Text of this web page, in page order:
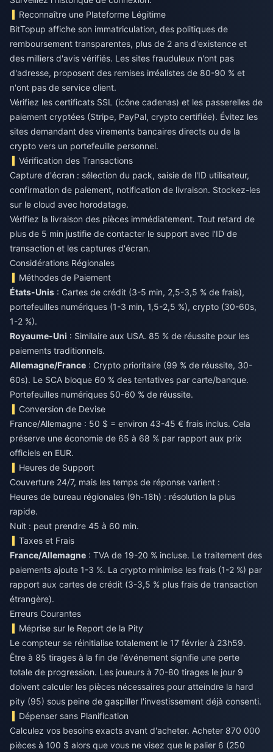
Reconnaître une Plateforme Légitime
BitTopup affiche son immatriculation, des politiques de
remboursement transparentes, plus de 2 ans d'existence et
des milliers d'avis vérifiés. Les sites frauduleux n'ont pas
d'adresse, proposent des remises irréalistes de 80-90 % et
n'ont pas de service client.
Vérifiez les certificats SSL (icône cadenas) et les passerelles de
paiement cryptées (Stripe, PayPal, crypto certifiée). Évitez les
sites demandant des virements bancaires directs ou de la
crypto vers un portefeuille personnel.
Vérification des Transactions
Capture d'écran : sélection du pack, saisie de l'ID utilisateur,
confirmation de paiement, notification de livraison. Stockez-les
sur le cloud avec horodatage.
Vérifiez la livraison des pièces immédiatement. Tout retard de
plus de 5 min justifie de contacter le support avec l'ID de
transaction et les captures d'écran.
Considérations Régionales
Méthodes de Paiement
États-Unis : Cartes de crédit (3-5 min, 2,5-3,5 % de frais),
portefeuilles numériques (1-3 min, 1,5-2,5 %), crypto (30-60s,
1-2 %).
Royaume-Uni : Similaire aux USA. 85 % de réussite pour les
paiements traditionnels.
Allemagne/France : Crypto prioritaire (99 % de réussite, 30-
60s). Le SCA bloque 60 % des tentatives par carte/banque.
Portefeuilles numériques 50-60 % de réussite.
Conversion de Devise
France/Allemagne : 50 $ = environ 43-45 € frais inclus. Cela
préserve une économie de 65 à 68 % par rapport aux prix
officiels en EUR.
Heures de Support
Couverture 24/7, mais les temps de réponse varient :
Heures de bureau régionales (9h-18h) : résolution la plus
rapide.
Nuit : peut prendre 45 à 60 min.
Taxes et Frais
France/Allemagne : TVA de 19-20 % incluse. Le traitement des
paiements ajoute 1-3 %. La crypto minimise les frais (1-2 %) par
rapport aux cartes de crédit (3-3,5 % plus frais de transaction
étrangère).
Erreurs Courantes
Méprise sur le Report de la Pity
Le compteur se réinitialise totalement le 17 février à 23h59.
Être à 85 tirages à la fin de l'événement signifie une perte
totale de progression. Les joueurs à 70-80 tirages le jour 9
doivent calculer les pièces nécessaires pour atteindre la hard
pity (95) sous peine de gaspiller l'investissement déjà consenti.
Dépenser sans Planification
Calculez vos besoins exacts avant d'acheter. Acheter 870 000
pièces à 100 $ alors que vous ne visez que le palier 6 (250